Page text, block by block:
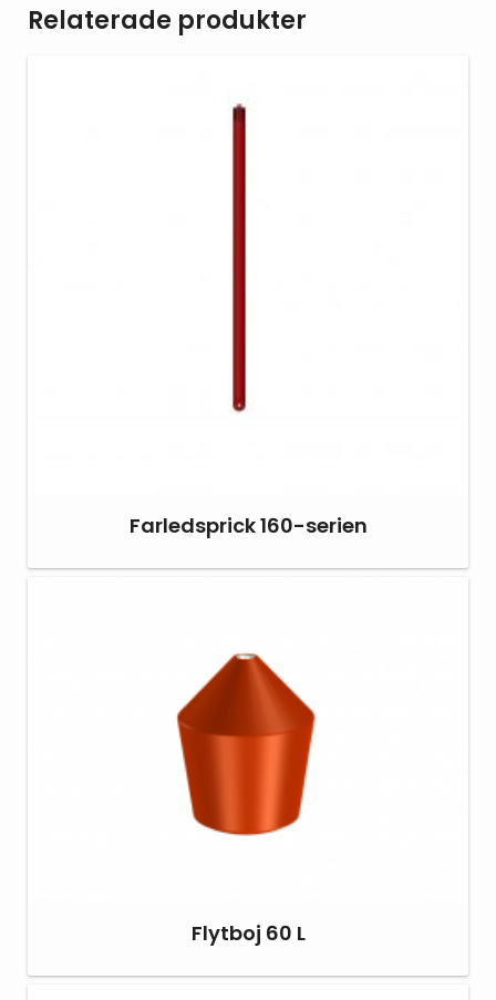
Relaterade produkter
Farledsprick 160-serien
Flytboj 60 L